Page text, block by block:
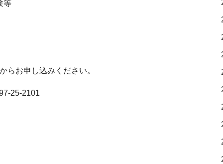
等
らお申し込みください。
25-2101